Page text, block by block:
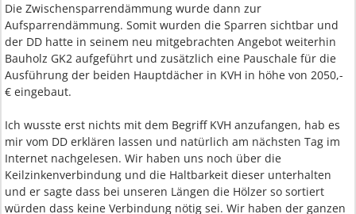
Die Zwischensparrendämmung wurde dann zur
Aufsparrendämmung. Somit wurden die Sparren sichtbar und
der DD hatte in seinem neu mitgebrachten Angebot weiterhin
Bauholz GK2 aufgeführt und zusätzlich eine Pauschale für die
Ausführung der beiden Hauptdächer in KVH in höhe von 2050,-
€ eingebaut.
Ich wusste erst nichts mit dem Begriff KVH anzufangen, hab es
mir vom DD erklären lassen und natürlich am nächsten Tag im
Internet nachgelesen. Wir haben uns noch über die
Keilzinkenverbindung und die Haltbarkeit dieser unterhalten
und er sagte dass bei unseren Längen die Hölzer so sortiert
würden dass keine Verbindung nötig sei. Wir haben der ganzen